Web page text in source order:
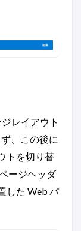
レイアウト
、この後に
トを切り替
ージヘッダ
した Web パ